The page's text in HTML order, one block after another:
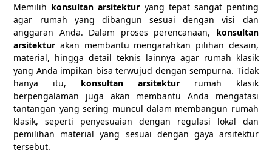
Memilih konsultan arsitektur yang tepat sangat penting
agar rumah yang dibangun sesuai dengan visi dan
anggaran Anda. Dalam proses perencanaan, konsultan
arsitektur akan membantu mengarahkan pilihan desain,
material, hingga detail teknis lainnya agar rumah klasik
yang Anda impikan bisa terwujud dengan sempurna. Tidak
hanya itu, konsultan arsitekturrumah klasik
berpengalaman juga akan membantu Anda mengatasi
tantangan yang sering muncul dalam membangun rumah
klasik, seperti penyesuaian dengan regulasi lokal dan
pemilihan material yang sesuai dengan gaya arsitektur
tersebut.